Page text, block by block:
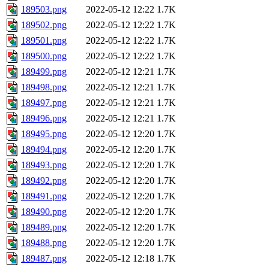
189503.png
2022-05-12 12:22 1.7K
189502.png
2022-05-12 12:22 1.7K
189501.png
2022-05-12 12:22 1.7K
189500.png
2022-05-12 12:22 1.7K
189499.png
2022-05-12 12:21 1.7K
189498.png
2022-05-12 12:21 1.7K
189497.png
2022-05-12 12:21 1.7K
189496.png
2022-05-12 12:21 1.7K
189495.png
2022-05-12 12:20 1.7K
189494.png
2022-05-12 12:20 1.7K
189493.png
2022-05-12 12:20 1.7K
189492.png
2022-05-12 12:20 1.7K
189491.png
2022-05-12 12:20 1.7K
189490.png
2022-05-12 12:20 1.7K
189489.png
2022-05-12 12:20 1.7K
189488.png
2022-05-12 12:20 1.7K
189487.png
2022-05-12 12:18 1.7K